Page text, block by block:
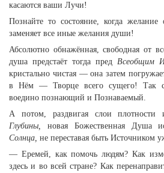
касаются ваши Лучи!
Познайте то состояние, когда
заменяет все иные желания души!
Абсолютно обнажённая, свободная от
душа предстаёт тогда пред Всеобщим
кристально чистая — она затем
в Нём — Творце всего сущего! Так
воедино познающий и Познаваемый.
А потом, раздвигая слои
Глубины, новая Божественная Душа
Солнца, не переставая быть Источником
— Еремей, как помочь людям? Как
здесь и во всей стране? Как